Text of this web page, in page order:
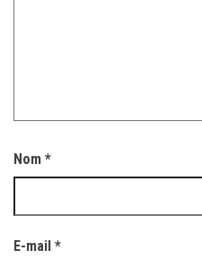
Nom *
E-mail *